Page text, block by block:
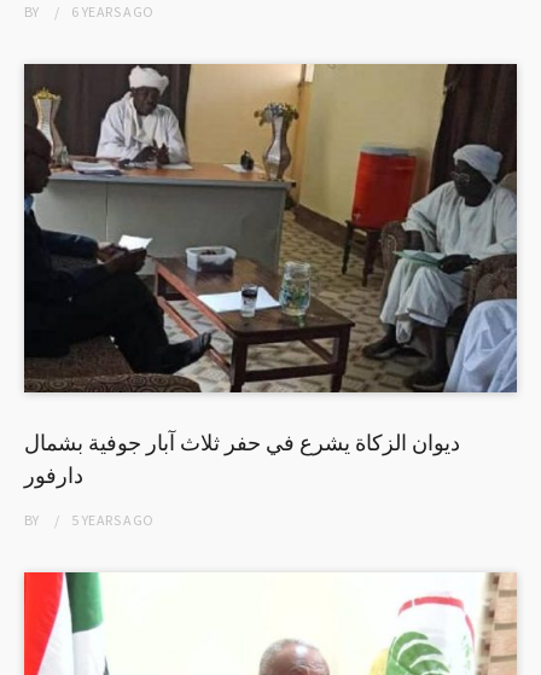
BY 6 YEARSAGO
ديوان الزكاة يشرع في حفر ثلاث آبار جوفية بشمال
دارفور
BY 5 YEARSAGO